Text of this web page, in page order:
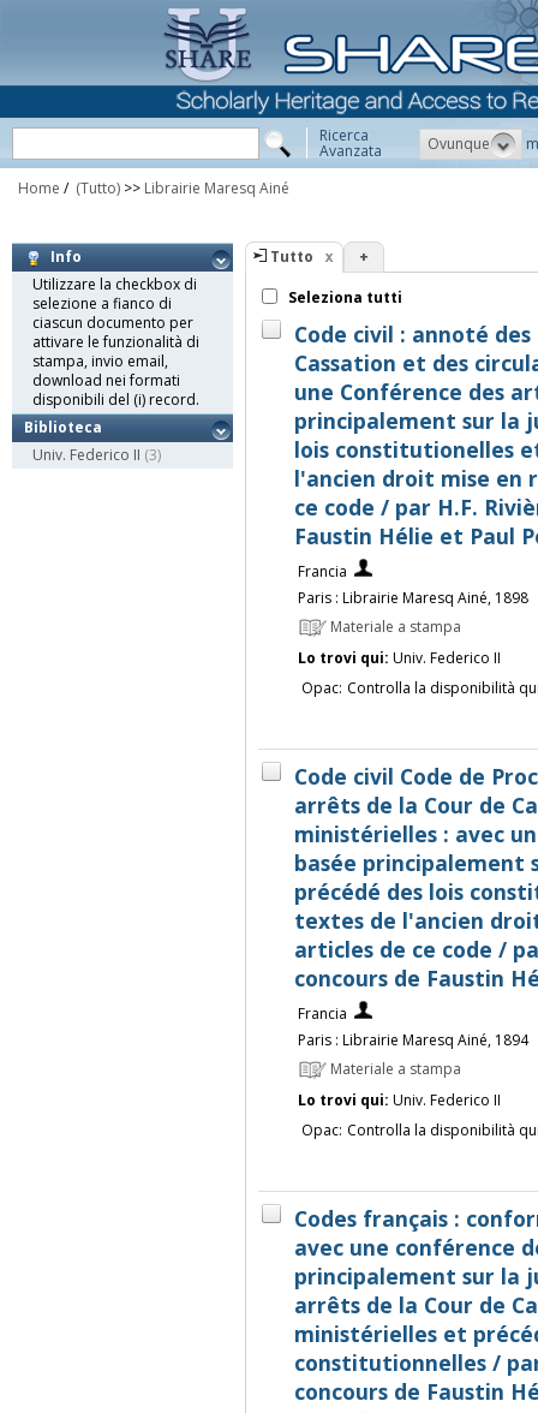
Ricerca
Avanzata Ovunque
Home / (Tutto) >> Librairie Maresq Ainé
Info
Utilizzare la checkbox di
selezione a fianco di
ciascun documento per
attivare le funzionalità di
stampa, invio email,
download nei formati
disponibili del (i) record.
Biblioteca
Univ. Federico II (3)
Tutto +
Seleziona tutti
Code civil : annoté
Cassation et des
une Conférence des
principalement sur la
lois constitutionelles
l'ancien droit mise en
ce code / par H.F.
Faustin Hélie et Paul
Francia
Paris : Librairie Maresq Ainé, 1898
Materiale a stampa
Lo trovi qui: Univ. Federico II
Opac: Controlla la disponibilità
Code civil Code de
arrêts de la Cour de
ministérielles : avec
basée principalement
précédé des lois
textes de l'ancien
articles de ce code /
concours de Faustin
Francia
Paris : Librairie Maresq Ainé, 1894
Materiale a stampa
Lo trovi qui: Univ. Federico II
Opac: Controlla la disponibilità
Codes français :
avec une conférence
principalement sur la
arrêts de la Cour de
ministérielles et
constitutionnelles /
concours de Faustin